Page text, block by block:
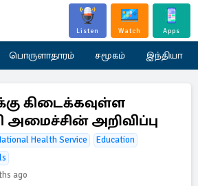
Listen Watch Apps
பொருளாதாரம் சமூகம் இந்தியா
கிடைக்கவுள்ள
அமைச்சின் அறிவிப்பு
Health Service
Education
ago